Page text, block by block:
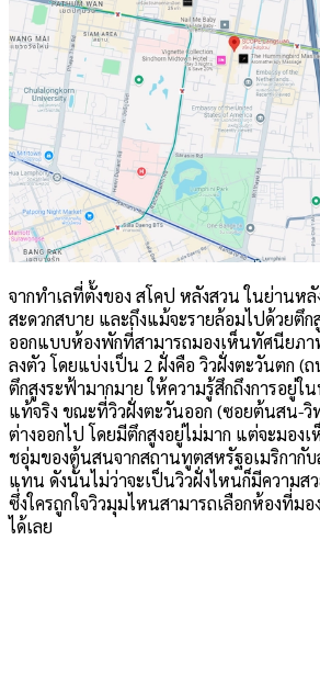
จากทำเลที่ตั้งของ สโคป หลังสวน ในย่านห
สะดวกสบาย และถึงแม้จะรายล้อมไปด้วยตึก
ออกแบบห้องพักที่สามารถมองเห็นทัศนียภา
ลงตัว โดยแบ่งเป็น 2 ฝั่งคือ วิวฝั่งตะวันตก (
ตึกสูงระฟ้ามากมาย ให้ความรู้สึกถึงการอยู่ใ
แท้จริง ขณะที่วิวฝั่งตะวันออก (ซอยต้นสน-วิ
ต่างออกไป โดยมีตึกสูงอยู่ไม่มาก แต่จะมอง
ชอุ่มของต้นสนจากสถานทูตสหรัฐอเมริกากั
แทน ดังนั้นไม่ว่าจะเป็นวิวฝั่งไหนก็มีความส
ซึ่งใครถูกใจวิวมุมไหนสามารถเลือกห้องที่ม
ได้เลย